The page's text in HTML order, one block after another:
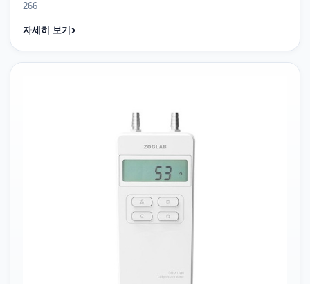
266
자세히 보기